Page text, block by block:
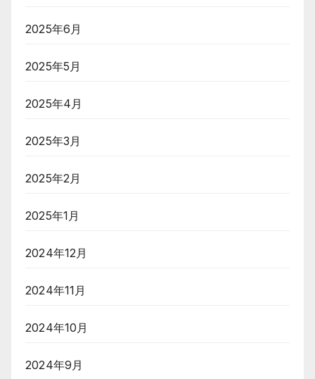
2025年6月
2025年5月
2025年4月
2025年3月
2025年2月
2025年1月
2024年12月
2024年11月
2024年10月
2024年9月